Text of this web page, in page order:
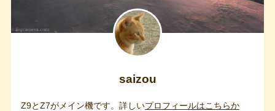
saizou
Z9とZ7がメイン機です。詳しいプロフィールはこちらか